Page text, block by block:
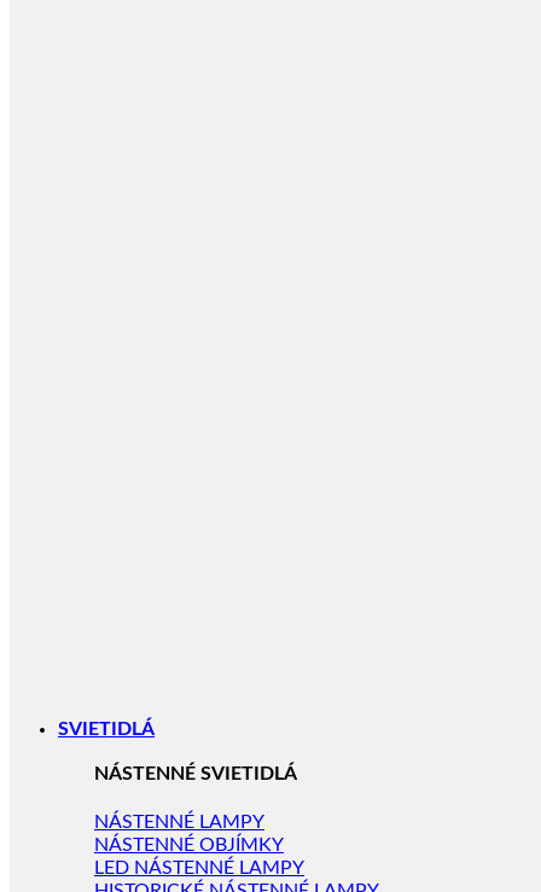
SVIETIDLÁ
NÁSTENNÉ SVIETIDLÁ
NÁSTENNÉ LAMPY
NÁSTENNÉ OBJÍMKY
LED NÁSTENNÉ LAMPY